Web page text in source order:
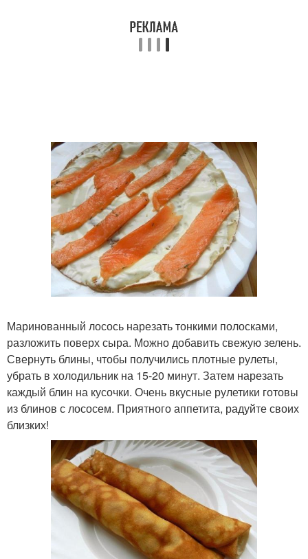
Маринованный лосось нарезать тонкими полосками,
разложить поверх сыра. Можно добавить свежую зелень.
Свернуть блины, чтобы получились плотные рулеты,
убрать в холодильник на 15-20 минут. Затем нарезать
каждый блин на кусочки. Очень вкусные рулетики готовы
из блинов с лососем. Приятного аппетита, радуйте своих
близких!